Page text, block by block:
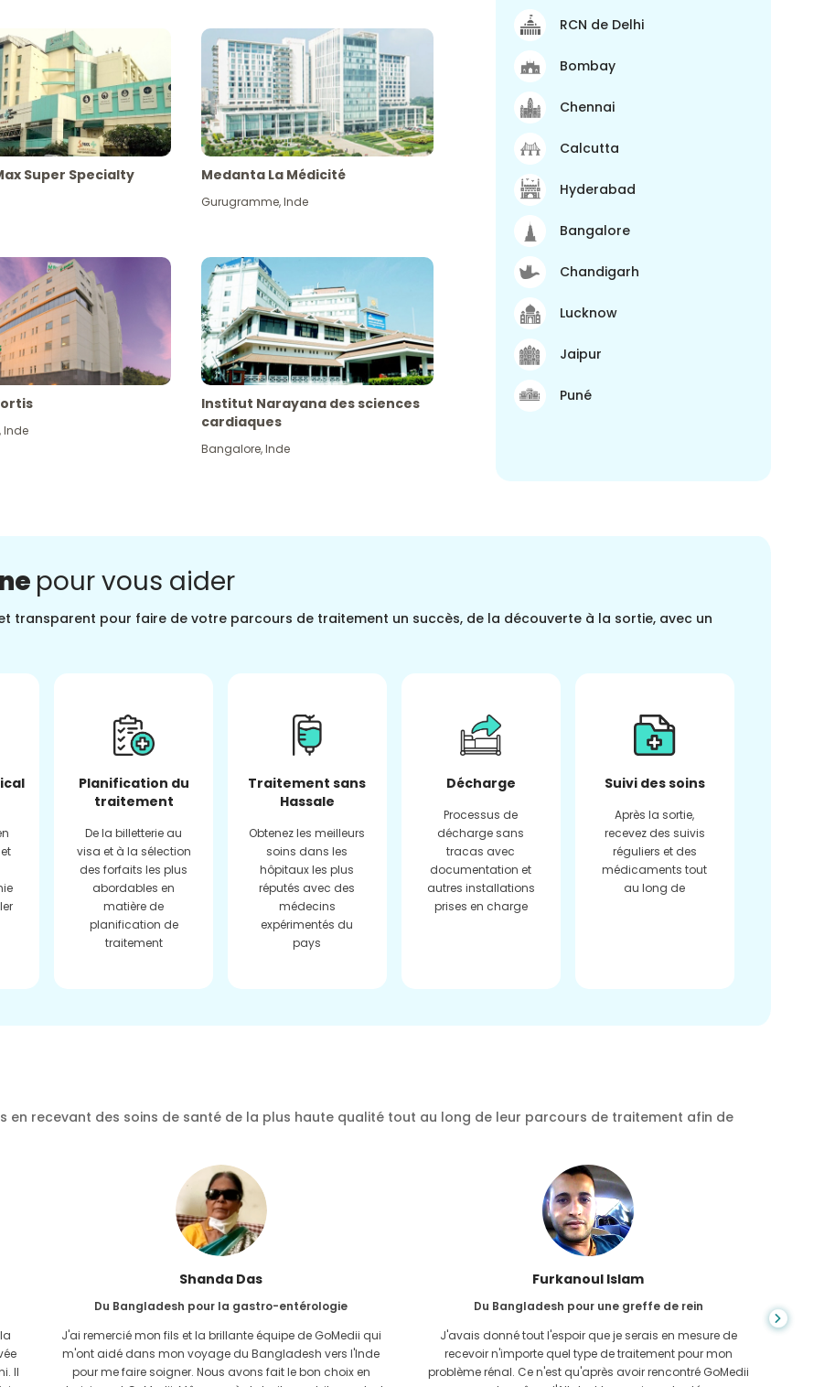
Super Specialty Medanta La Médicité
Gurugramme,Inde
Inde
Institut Narayana des sciences
cardiaques
Bangalore,Inde
RCN de Delhi
Bombay
Chennai
Calcutta
Hyderabad
Bangalore
Chandigarh
Lucknow
Jaipur
Puné
pour vous aider
transparent pour faire de votre parcours de traitement un succès, de la découverte à la sortie, avec un
Planification du
traitement
De la billetterie au
visa et à la sélection
des forfaits les plus
abordables en
matière de
planification de
traitement
Traitement sans
Hassale
Obtenez les meilleurs
soins dans les
hôpitaux les plus
réputés avec des
médecins
expérimentés du
pays
Décharge
Processus de
décharge sans
tracas avec
documentation et
autres installations
prises en charge
Suivi des soins
Après la sortie,
recevez des suivis
réguliers et des
médicaments tout
au long de
en recevant des soins de santé de la plus haute qualité tout au long de leur parcours de traitement afin de
Furkanoul Islam
Du Bangladesh pour une greffe de rein
J'avais donné tout l'espoir que je serais en mesure de
recevoir n'importe quel type de traitement pour mon
problème rénal. Ce n'est qu'après avoir rencontré GoMedii
Chea Sarath
Du Cambodge pour CKD
L'IRC est une maladie qui dure toute la vie et qui s'aggrave.
J'en ai souffert pendant longtemps et finalement GoMedii
et l'un de leurs partenaires au Cambodge m'ont aidé à